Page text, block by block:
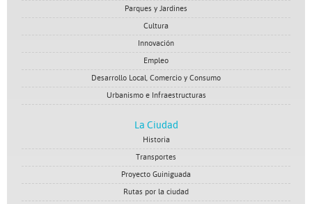
Parques y Jardines
Cultura
Innovación
Empleo
Desarrollo Local, Comercio y Consumo
Urbanismo e Infraestructuras
La Ciudad
Historia
Transportes
Proyecto Guiniguada
Rutas por la ciudad